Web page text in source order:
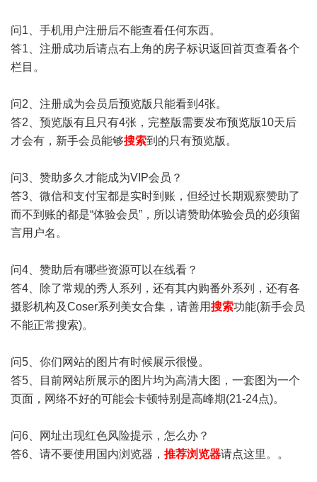
问1、手机用户注册后不能查看任何东西。
答1、注册成功后请点右上角的房子标识返回首页查看各个
栏目。
问2、注册成为会员后预览版只能看到4张。
答2、预览版有且只有4张，完整版需要发布预览版10天后
才会有，新手会员能够搜索到的只有预览版。
问3、赞助多久才能成为VIP会员？
答3、微信和支付宝都是实时到账，但经过长期观察赞助了
而不到账的都是“体验会员”，所以请赞助体验会员的必须留
言用户名。
问4、赞助后有哪些资源可以在线看？
答4、除了常规的秀人系列，还有其内购番外系列，还有各
摄影机构及Coser系列美女合集，请善用搜索功能(新手会员
不能正常搜索)。
问5、你们网站的图片有时候展示很慢。
答5、目前网站所展示的图片均为高清大图，一套图为一个
页面，网络不好的可能会卡顿特别是高峰期(21-24点)。
问6、网址出现红色风险提示，怎么办？
答6、请不要使用国内浏览器， 推荐浏览器请点这里。。